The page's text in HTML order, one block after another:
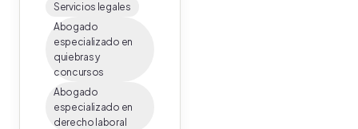
Servicios legales
Abogado
especializado en
quiebras y
concursos
Abogado
especializado en
derecho laboral